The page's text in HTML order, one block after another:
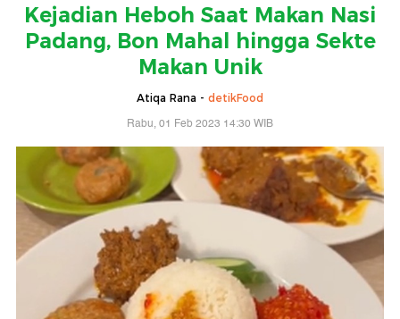
Kejadian Heboh Saat Makan Nasi
Padang, Bon Mahal hingga Sekte
Makan Unik
Atiqa Rana - detikFood
Rabu, 01 Feb 2023 14:30 WIB